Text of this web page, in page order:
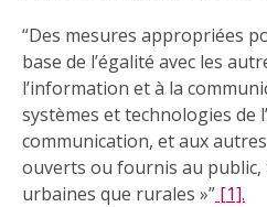
Des mesures appropriées
base de l’égalité avec les
l’information et à la
systèmes et technologies de
communication, et aux
ouverts ou fournis au public,
urbaines que rurales » [1].